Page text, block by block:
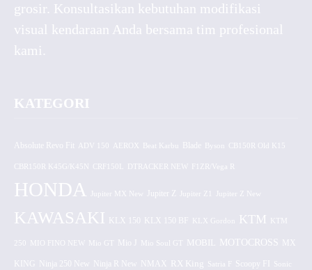
grosir. Konsultasikan kebutuhan modifikasi
visual kendaraan Anda bersama tim profesional
kami.
KATEGORI
Absolute Revo Fit ADV 150 AEROX CB150R Old K15
CBR150R K45G/K45N CRF150L DTRACKER NEW F1ZR/Vega R
HONDA Jupiter MX New Jupiter Z
KAWASAKI KLX 150 KLX 150 BF KLX Gordon KTM KTM
250 MIO FINO NEW Mio GT Mio J Mio Soul GT MOBIL MOTOCROSS MX
KING Ninja 250 New Ninja R New NMAX RX King Satria F Scoopy FI Sonic